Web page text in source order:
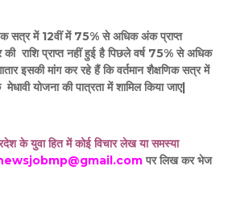
सत्र में 12वीं में 75% से अधिक अंक प्राप्त
की राशि प्राप्त नहीं हुई है पिछले वर्ष 75% से अधिक
इसकी मांग कर रहे हैं कि वर्तमान शैक्षणिक सत्र में
योजना की पात्रता में शामिल किया जाए|
के युवा हित में कोई विचार लेख या समस्या
पर लिख कर भेज